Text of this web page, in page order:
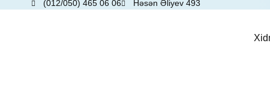
(012/050) 465 06 06 Həsən Əliyev 493